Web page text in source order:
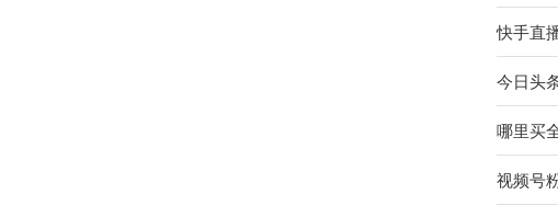
快手直
今日头
哪里买
视频号